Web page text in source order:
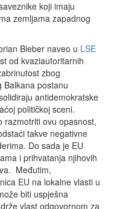
koji imaju
zemljama zapadnog
Bieber naveo u LSE
od kvaziautoritarnih
zbog
Balkana postanu
antidemokratske
političkoj sceni.
razmotriti ovu opasnost,
takve negativne
Do sada je EU
i prihvatanja njihovih
Međutim,
EU na lokalne vlasti u
biti uspješna
vlast odgovornom za